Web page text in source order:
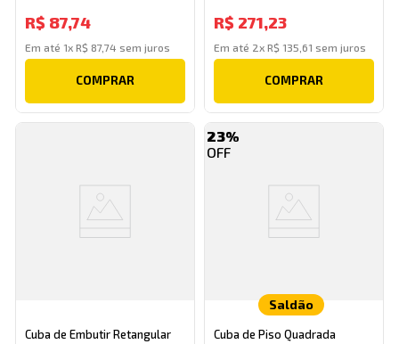
R$ 87,74
Em até 1xR$ 87,74 sem juros
COMPRAR
R$ 271,23
Em até 2x R$ 135 61 sem juros
COMPRAR
Cuba de Embutir Retangular
23%
Saldão
Cuba de Piso Quadrada